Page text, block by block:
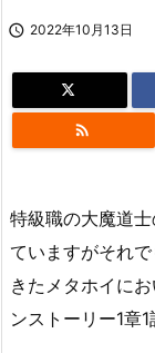
 2022年10月13日

特級職の大魔道
ていますがそれ
きたメタホイに
ンストーリー1章